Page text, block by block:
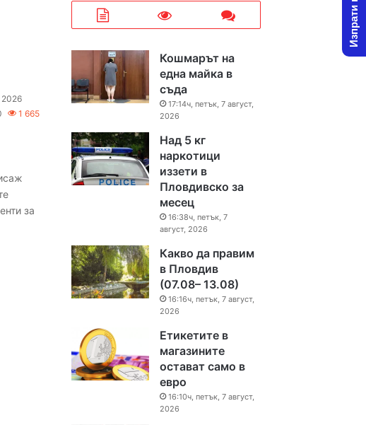
2026
1 665
за
Кошмарът на
една майка в
съда
17:14ч, петък, 7 август,
2026
Над 5 кг
наркотици
иззети в
Пловдивско за
месец
16:38ч, петък, 7
август, 2026
Какво да правим
в Пловдив
(07.08– 13.08)
16:16ч, петък, 7 август,
2026
Етикетите в
магазините
остават само в
евро
16:10ч, петък, 7 август,
2026